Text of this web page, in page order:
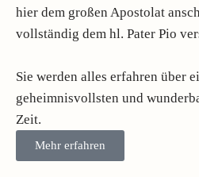
hier dem großen Apostolat
vollständig dem hl. Pater Pio
Sie werden alles erfahren über
geheimnisvollsten und
Zeit.
Mehr erfahren